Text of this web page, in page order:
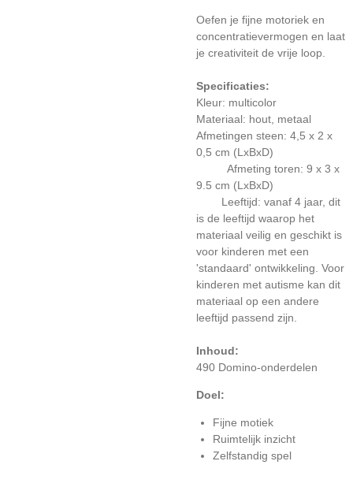
Oefen je fijne motoriek en
concentratievermogen en laat
je creativiteit de vrije loop.
Specificaties:
Kleur: multicolor
Materiaal: hout, metaal
Afmetingen steen: 4,5 x 2 x
0,5 cm (LxBxD)
Afmeting toren: 9 x 3 x
9.5 cm (LxBxD)
Leeftijd: vanaf 4 jaar, dit
is de leeftijd waarop het
materiaal veilig en geschikt is
voor kinderen met een
'standaard' ontwikkeling. Voor
kinderen met autisme kan dit
materiaal op een andere
leeftijd passend zijn.
Inhoud:
490 Domino-onderdelen
Doel:
Fijne motiek
Ruimtelijk inzicht
Zelfstandig spel